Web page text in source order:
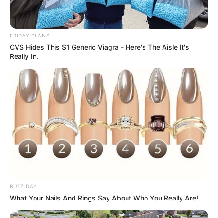
FRIDAY PLANS
CVS Hides This $1 Generic Viagra - Here's The Aisle It's
Really In.
BUZZ DAY
What Your Nails And Rings Say About Who You Really Are!